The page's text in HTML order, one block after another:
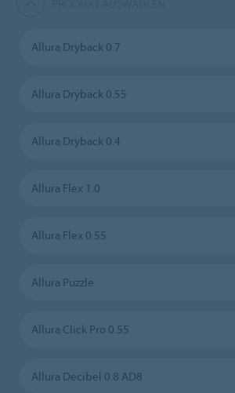
Allura Dryback 0.7
Allura Dryback 0.55
Allura Dryback 0.4
Allura Flex 1.0
Allura Flex 0.55
Allura Puzzle
Allura Click Pro 0.55
Allura Decibel 0.8 AD8